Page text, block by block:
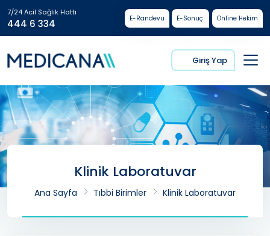
7/24 Acil Sağlık Hattı
444 6 334 E-Randevu E-Sonuç Online Hekim
Giriş Yap
Klinik Laboratuvar
Ana Sayfa Tıbbi Birimler Klinik Laboratuvar